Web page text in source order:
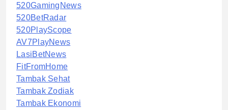
520GamingNews
520BetRadar
520PlayScope
AV7PlayNews
LasiBetNews
FitFromHome
Tambak Sehat
Tambak Zodiak
Tambak Ekonomi